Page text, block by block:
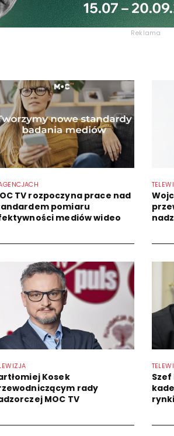
Reklama
TV rozpoczyna prace nad
pomiaru
mediów wideo
Kosek
rady
MOC TV
Szef